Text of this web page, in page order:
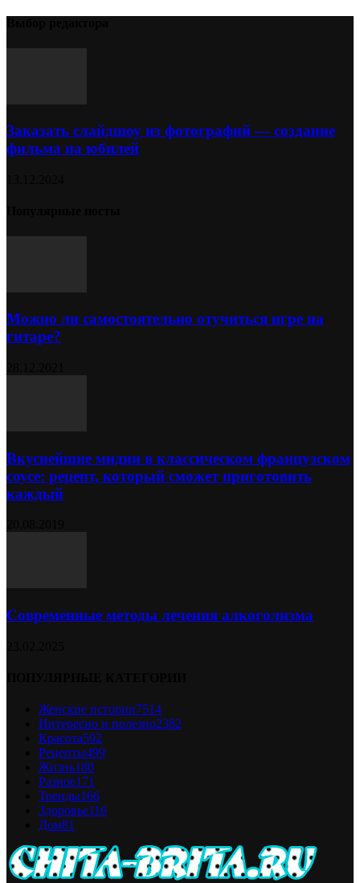
Заказать слайдшоу из фотографий — создание
фильма на юбилей
Можно ли самостоятельно отучиться игре на
гитаре?
Вкуснейшие мидии в классическом французском
соусе: рецепт, который сможет приготовить
каждый
Современные методы лечения алкоголизма
Женские истории7514
Интересно и полезно2382
Красота592
Рецепты499
Жизнь180
Разное171
Тренды166
Здоровье116
Дом81